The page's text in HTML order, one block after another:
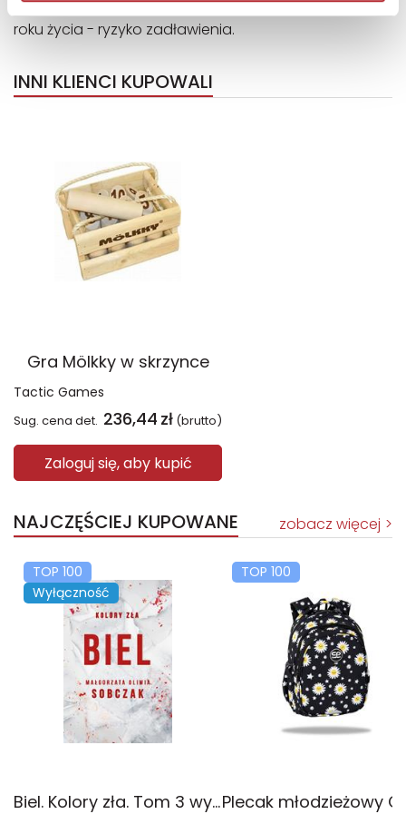
małe elementy, nieodpowiednie dla dzieci poniżej 3.
roku życia - ryzyko zadławienia.
INNI KLIENCI KUPOWALI
Gra Mölkky w skrzynce
Tactic Games
Sug. cena det. 236,44 zł (brutto)
Zaloguj się, aby kupić
NAJCZĘŚCIEJ KUPOWANE zobacz więcej
TOP 100
Wyłączność
Biel. Kolory zła. Tom 3 wyd. 2025
TOP 100